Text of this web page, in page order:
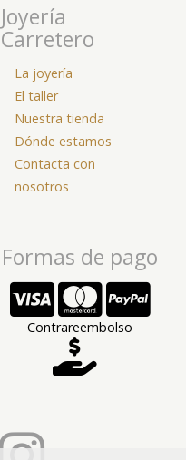
Joyería
Carretero
La joyería
El taller
Nuestra tienda
Dónde estamos
Contacta con
nosotros
Formas de pago
Contrareembolso